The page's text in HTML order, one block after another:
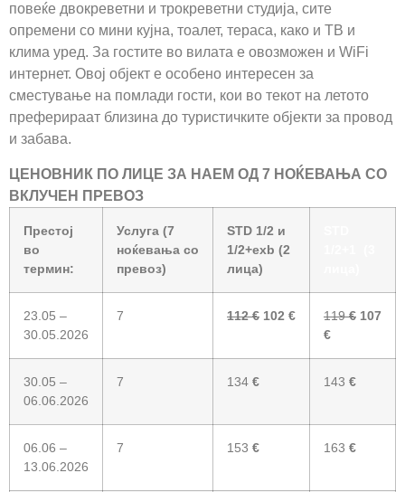
повеќе двокреветни и трокреветни студија, сите
опремени со мини кујна, тоалет, тераса, како и ТВ и
клима уред. За гостите во вилата е овозможен и WiFi
интернет. Овој објект е особено интересен за
сместување на помлади гости, кои во текот на летото
преферираат близина до туристичките објекти за провод
и забава.
ЦЕНОВНИК ПО ЛИЦЕ ЗА НАЕМ ОД 7 НОЌЕВАЊА СО
ВКЛУЧЕН ПРЕВОЗ
Престој
во
термин:
Услуга (7
ноќевања со
превоз)
STD 1/2 и
1/2+exb (2
лица)
23.05 –
30.05.2026
7 112€ 102 € 119€ 107
€
30.05 –
06.06.2026
7 134 € 143 €
06.06 –
13.06.2026
7 153 € 163 €